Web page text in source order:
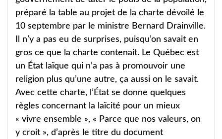
préparé la table au projet de la charte dévoilé le
10 septembre par le ministre Bernard Drainville.
Il n’y a pas eu de surprises, puisqu’on savait en
gros ce que la charte contenait. Le Québec est
un État laïque qui n’a pas à promouvoir une
religion plus qu’une autre, ça aussi on le savait.
Avec cette charte, l’État se donne quelques
règles concernant la laïcité pour un mieux
« vivre ensemble », « Parce que nos valeurs, on
y croit », d’après le titre du document